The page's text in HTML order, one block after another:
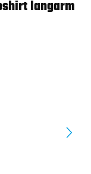
langarm